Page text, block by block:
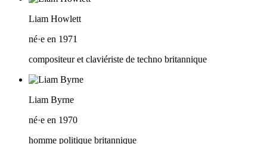
Liam Howlett
né·e en 1971
compositeur et claviériste de techno britannique
Liam Byrne
né·e en 1970
homme politique britannique